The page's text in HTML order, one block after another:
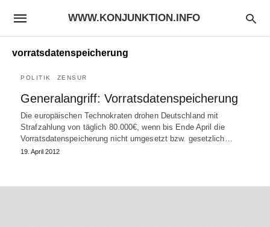
WWW.KONJUNKTION.INFO
vorratsdatenspeicherung
POLITIK ZENSUR
Generalangriff: Vorratsdatenspeicherung
Die europäischen Technokraten drohen Deutschland mit
Strafzahlung von täglich 80.000€, wenn bis Ende April die
Vorratsdatenspeicherung nicht umgesetzt bzw. gesetzlich…
19. April 2012